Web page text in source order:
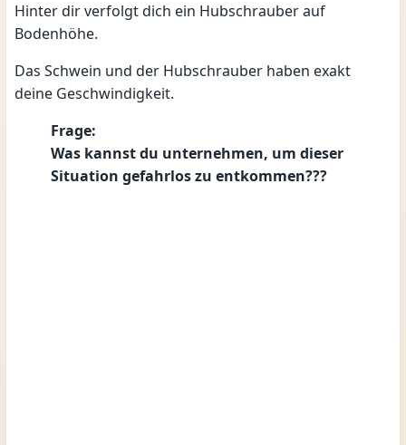
Hinter dir verfolgt dich ein Hubschrauber auf
Bodenhöhe.
Das Schwein und der Hubschrauber haben exakt
deine Geschwindigkeit.
Frage:
Was kannst du unternehmen, um dieser
Situation gefahrlos zu entkommen???